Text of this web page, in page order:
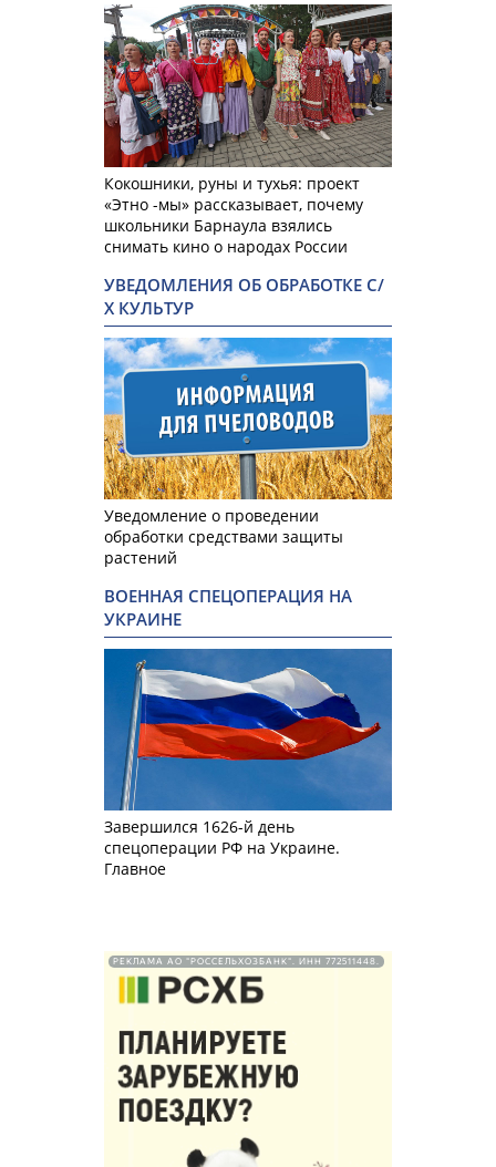
Кокошники, руны и тухья: проект
«Этно -мы» рассказывает, почему
школьники Барнаула взялись
снимать кино о народах России
УВЕДОМЛЕНИЯ ОБ ОБРАБОТКЕ С/
Х КУЛЬТУР
Уведомление о проведении
обработки средствами защиты
растений
ВОЕННАЯ СПЕЦОПЕРАЦИЯ НА
УКРАИНЕ
Завершился 1626-й день
спецоперации РФ на Украине.
Главное
РЕКЛАМА АО "РОССЕЛЬХОЗБАНК". ИНН 772511448.